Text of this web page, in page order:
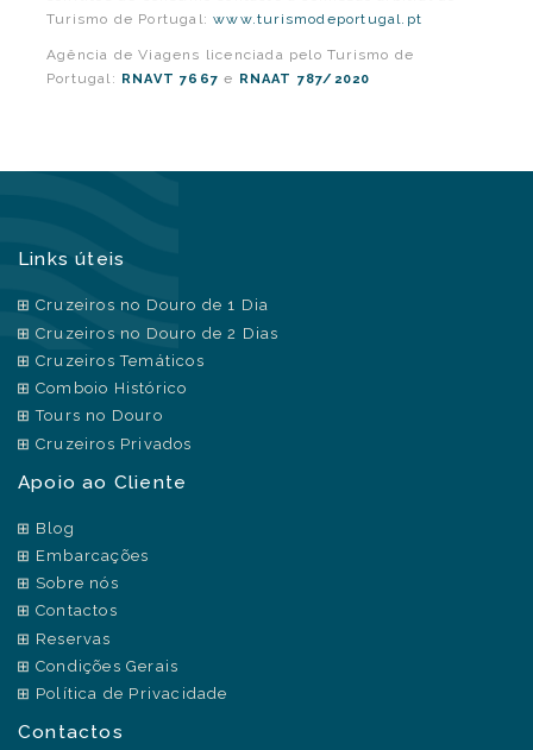
Turismo de Portugal:www.turismodeportugal.pt
Agência de Viagens licenciada pelo Turismo de
Portugal: RNAVT 7667 e RNAAT 787/2020
Links úteis
Cruzeiros no Douro de 1 Dia
Cruzeiros no Douro de 2 Dias
Cruzeiros Temáticos
Comboio Histórico
Tours no Douro
Cruzeiros Privados
Apoio ao Cliente
Blog
Embarcações
Sobre nós
Contactos
Reservas
Condições Gerais
Política de Privacidade
Contactos